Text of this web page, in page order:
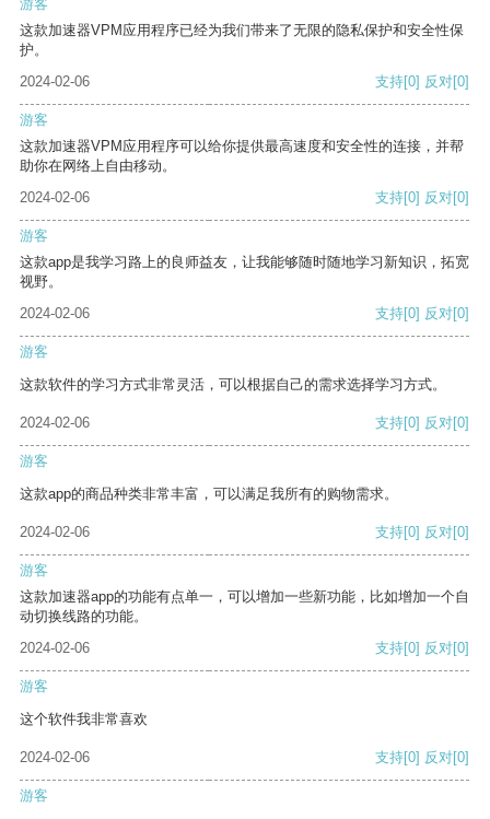
游客
这款加速器VPM应用程序已经为我们带来了无限的隐私保护和安全性保
护。
2024-02-06
支持[0] 反对[0]
游客
这款加速器VPM应用程序可以给你提供最高速度和安全性的连接，并帮
助你在网络上自由移动。
2024-02-06
支持[0] 反对[0]
游客
这款app是我学习路上的良师益友，让我能够随时随地学习新知识，拓宽
视野。
2024-02-06
支持[0] 反对[0]
游客
这款软件的学习方式非常灵活，可以根据自己的需求选择学习方式。
2024-02-06 支持[0] 反对[0]
游客
这款app的商品种类非常丰富，可以满足我所有的购物需求。
2024-02-06 支持[0] 反对[0]
游客
这款加速器app的功能有点单一，可以增加一些新功能，比如增加一个自
动切换线路的功能。
2024-02-06
支持[0] 反对[0]
游客
这个软件我非常喜欢
2024-02-06 支持[0] 反对[0]
游客